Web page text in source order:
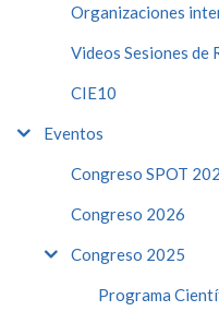
Organizaciones
Videos Sesiones de
CIE10
Eventos
Congreso SPOT
Congreso 2026
Congreso 2025
Programa